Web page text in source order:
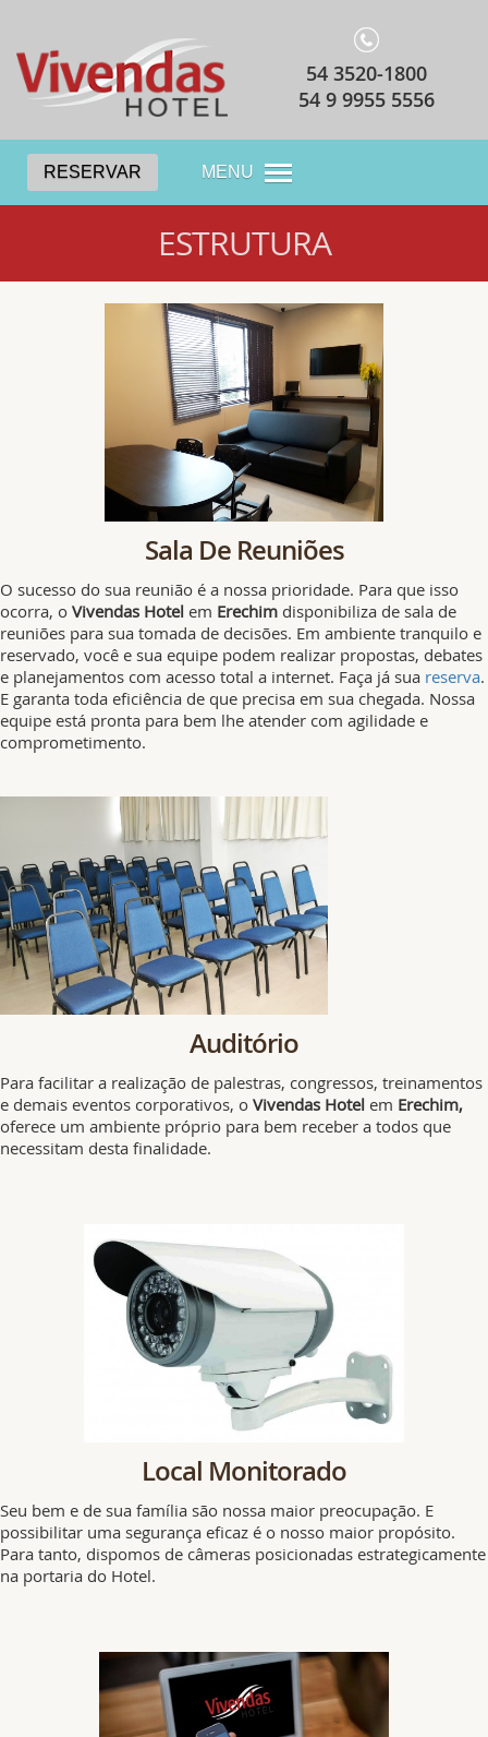
54 3520-1800
54 9 9955 5556
RESERVAR MENU
ESTRUTURA
Sala De Reuniões
O sucesso do sua reunião é a nossa prioridade. Para que isso
ocorra, o Vivendas Hotel em Erechim disponibiliza de sala de
reuniões para sua tomada de decisões. Em ambiente tranquilo e
reservado, você e sua equipe podem realizar propostas, debates
e planejamentos com acesso total a internet. Faça já sua reserva.
E garanta toda eficiência de que precisa em sua chegada. Nossa
equipe está pronta para bem lhe atender com agilidade e
comprometimento.
Auditório
Para facilitar a realização de palestras, congressos, treinamentos
e demais eventos corporativos, o Vivendas Hotel em Erechim,
oferece um ambiente próprio para bem receber a todos que
necessitam desta finalidade.
Local Monitorado
Seu bem e de sua família são nossa maior preocupação. E
possibilitar uma segurança eficaz é o nosso maior propósito.
Para tanto, dispomos de câmeras posicionadas estrategicamente
na portaria do Hotel.